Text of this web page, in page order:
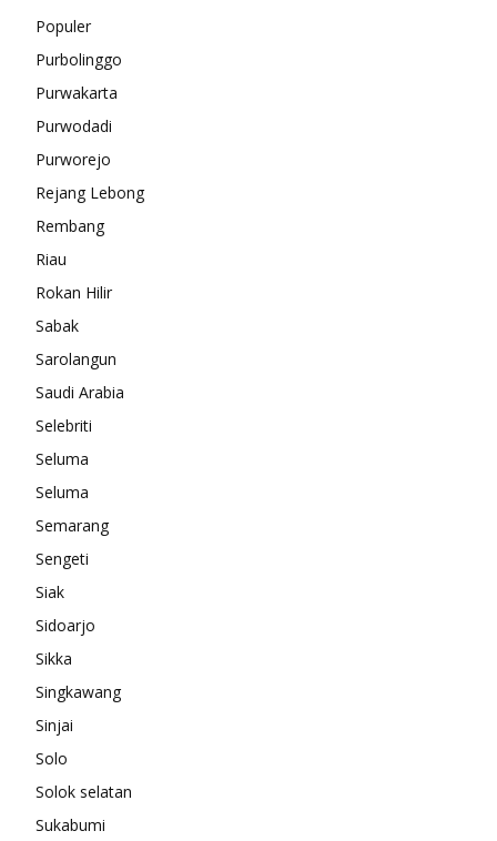
Populer
Purbolinggo
Purwakarta
Purwodadi
Purworejo
Rejang Lebong
Rembang
Riau
Rokan Hilir
Sabak
Sarolangun
Saudi Arabia
Selebriti
Seluma
Seluma
Semarang
Sengeti
Siak
Sidoarjo
Sikka
Singkawang
Sinjai
Solo
Solok selatan
Sukabumi